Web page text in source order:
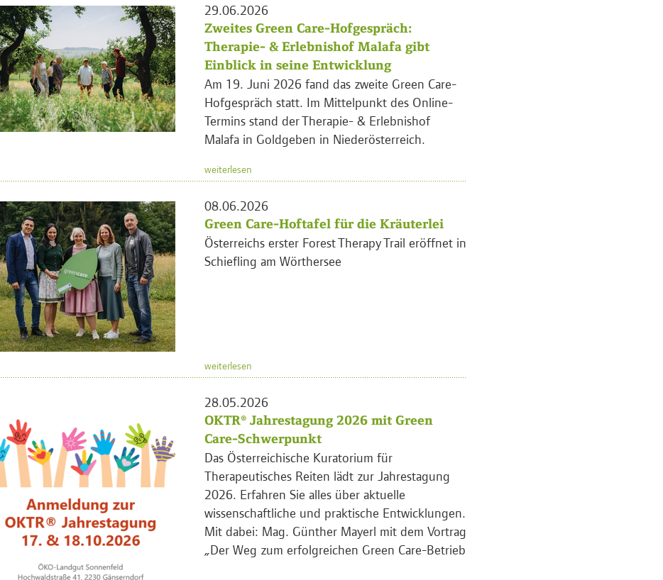
29.06.2026
Zweites Green Care-Hofgespräch:
Therapie- & Erlebnishof Malafa gibt
Einblick in seine Entwicklung
Am 19. Juni 2026 fand das zweite Green Care-
Hofgespräch statt. Im Mittelpunkt des Online-
Termins stand der Therapie- & Erlebnishof
Malafa in Goldgeben in Niederösterreich.
weiterlesen
08.06.2026
Green Care-Hoftafel für die Kräuterlei
Österreichs erster Forest Therapy Trail eröffnet in
Schiefling am Wörthersee
weiterlesen
28.05.2026
OKTR® Jahrestagung 2026 mit Green
Care-Schwerpunkt
Das Österreichische Kuratorium für
Therapeutisches Reiten lädt zur Jahrestagung
2026. Erfahren Sie alles über aktuelle
wissenschaftliche und praktische Entwicklungen.
Mit dabei: Mag. Günther Mayerl mit dem Vortrag
„Der Weg zum erfolgreichen Green Care-Betrieb